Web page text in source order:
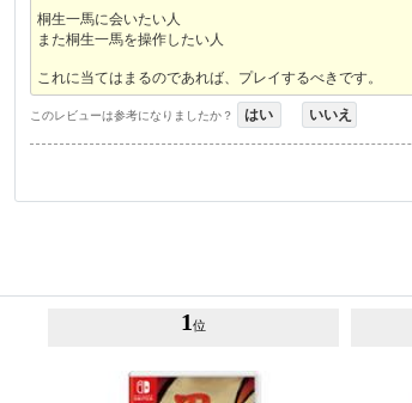
桐生一馬に会いたい人
また桐生一馬を操作したい人
これに当てはまるのであれば、プレイするべきです。
このレビューは参考になりましたか？ はい いいえ
1 位